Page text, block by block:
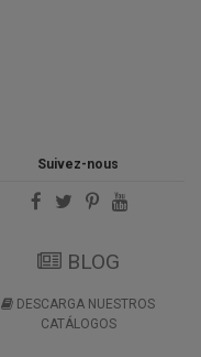
Suivez-nous
BLOG
DESCARGA NUESTROS
CATÁLOGOS